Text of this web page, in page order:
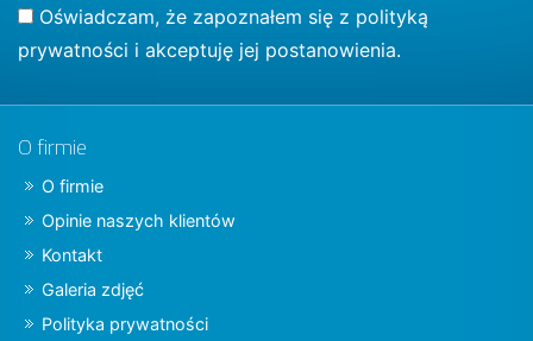
Oświadczam, że zapoznałem się z polityką
prywatności i akceptuję jej postanowienia.
O firmie
O firmie
Opinie naszych klientów
Kontakt
Galeria zdjęć
Polityka prywatności